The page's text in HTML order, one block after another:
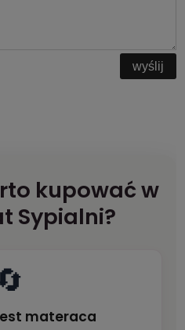
wyślij
kupować w
Sypialni?
materaca